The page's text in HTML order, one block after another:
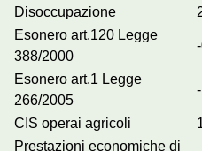
Disoccupazione
Esonero art.120 Legge
388/2000
Esonero art.1 Legge
266/2005
CIS operai agricoli
Prestazioni economiche di